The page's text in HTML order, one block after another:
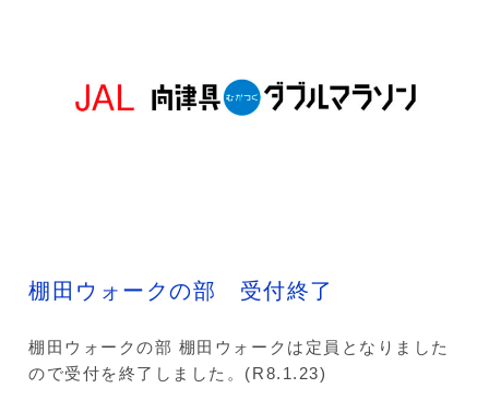
棚田ウォークの部 受付終了
棚田ウォークの部 棚田ウォークは定員となりました
ので受付を終了しました。(R8.1.23)